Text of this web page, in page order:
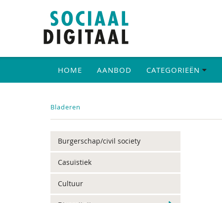
HOME AANBOD CATEGORIEËN
Bladeren
Burgerschap/civil society
Casuïstiek
Cultuur